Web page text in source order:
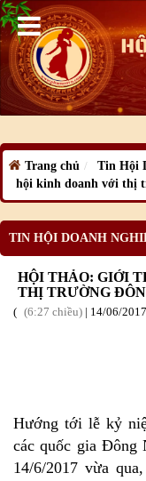
Trang chủ Tin Hội
hội kinh doanh với thị
TIN HỘI DOANH
HỘI THẢO: GIỚI
THỊ TRƯỜNG
6:27 chiều | 14/06/2017
Hướng tới lễ kỷ
các quốc gia Đông
14/6/2017 vừa